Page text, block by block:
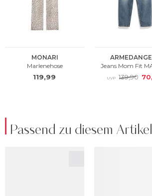
Passend zu diesem Artikel